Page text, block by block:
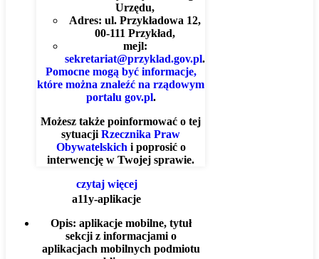
Urzędu,
Adres: ul. Przykładowa 12,
00-111 Przykład,
mejl:
sekretariat@przyklad.gov.pl.
Pomocne mogą być informacje,
które można znaleźć na rządowym
portalu gov.pl.
Możesz także poinformować o tej
sytuacji Rzecznika Praw
Obywatelskich i poprosić o
interwencję w Twojej sprawie.
czytaj więcej
a11y-aplikacje
Opis: aplikacje mobilne, tytuł
sekcji z informacjami o
aplikacjach mobilnych podmiotu